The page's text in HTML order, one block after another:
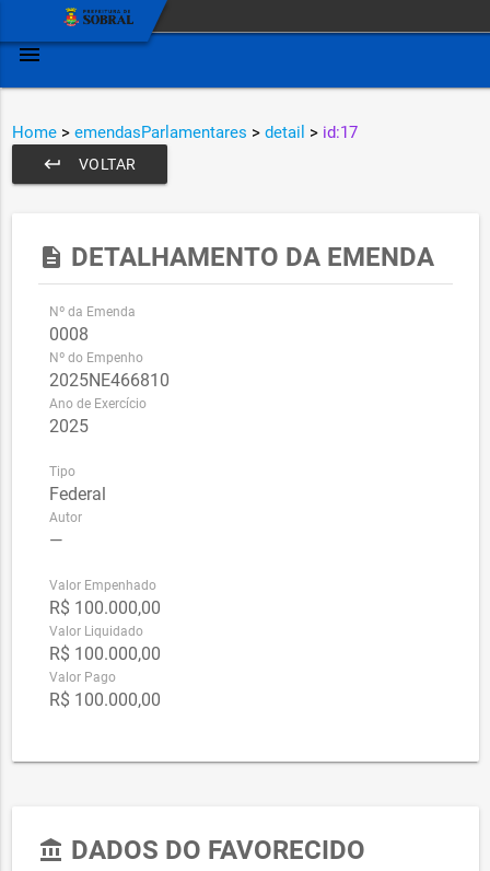
menu
Home > emendasParlamentares > detail > id:17
keyboard_return
VOLTAR
description DETALHAMENTO DA EMENDA
Nº da Emenda
0008
Nº do Empenho
2025NE466810
Ano de Exercício
2025
Tipo
Federal
Autor
—
Valor Empenhado
R$ 100.000,00
Valor Liquidado
R$ 100.000,00
Valor Pago
R$ 100.000,00
account_balance DADOS DO FAVORECIDO